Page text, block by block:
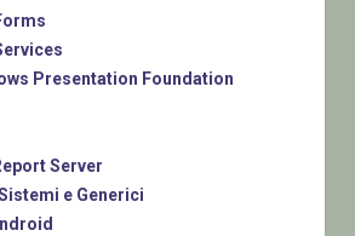
Presentation Foundation
Server
e Generici